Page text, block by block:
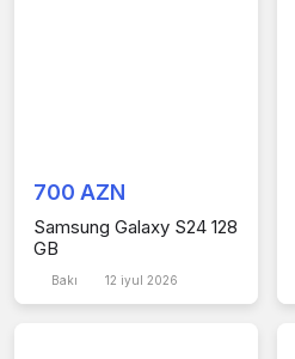
700 AZN
Samsung Galaxy S24 128
GB
Bakı 12 iyul 2026